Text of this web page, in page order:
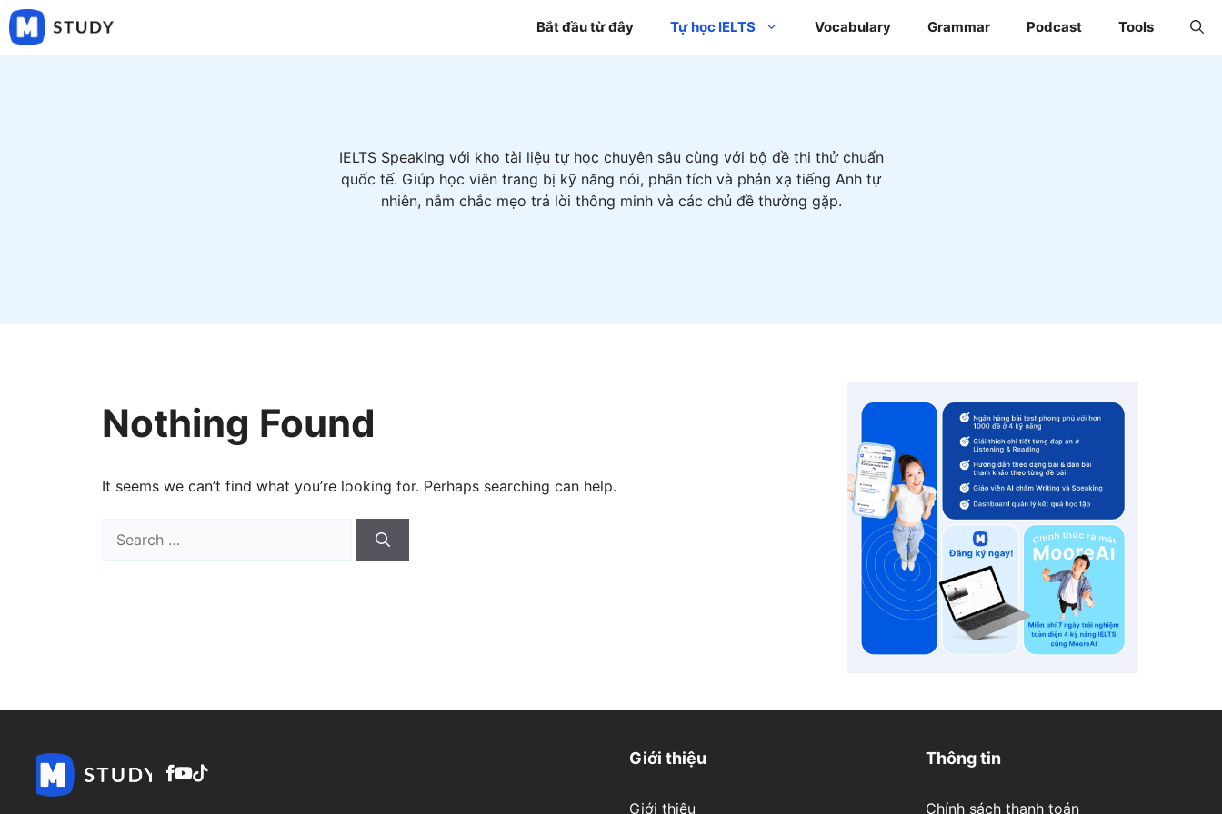
Skip
to
content
Bắt đầu từ đây Tự học IELTS Vocabulary Grammar Podcast Tools
IELTS Speaking với kho tài liệu tự học chuyên sâu cùng với bộ đề thi thử chuẩn
quốc tế. Giúp học viên trang bị kỹ năng nói, phân tích và phản xạ tiếng Anh tự
nhiên, nắm chắc mẹo trả lời thông minh và các chủ đề thường gặp.
Nothing Found
It seems we can’t find what you’re looking for. Perhaps searching can help.
for:
Giới thiệu
Giới thiệu
Thông tin
Chính sách thanh toán